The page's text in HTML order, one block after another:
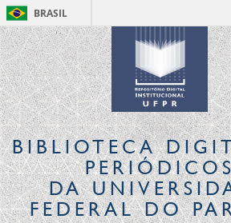
BRASIL
BIBLIOTECA
DA
FEDERAL DO